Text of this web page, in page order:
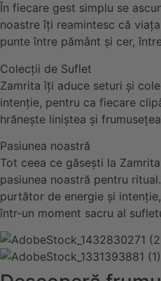
În fiecare gest simplu se
noastre îți reamintesc că
punte între pământ și cer,
Colecții de Suflet
Zamrita îți aduce seturi și
intenție, pentru ca fiecare
hrănește liniștea și
Pasiunea noastră
Tot ceea ce găsești la
pasiunea noastră pentru
purtător de energie și
într-un moment sacru al